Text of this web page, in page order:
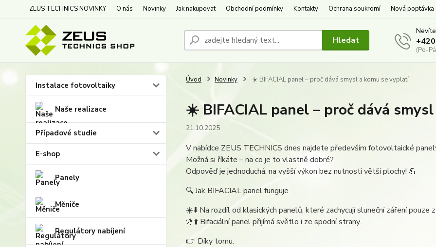
ZEUS TECHNICS NOVINKY O nás Novinky Jak nakupovat Obchodní podmínky Kontakty Ochrana soukromí Nová poptávka
Hledat
(Po-
Instalace fotovoltaiky
Naše realizace
Případové studie
E-shop
Panely
Měniče
Regulátory nabíjení
Úvod Novinky ️☀️ BIFACIAL panel – proč dává smysl a komu se vyplatí
️☀️ BIFACIAL panel – proč dává
21.10.2025
V nabídce ZEUS TECHNICS dnes najdete především fotovoltaické
Možná si říkáte – na co je to vlastně dobré?
Odpověď je jednoduchá: na vyšší výkon bez nutnosti větší plochy! 💪
🔍 Jak BIFACIAL panel funguje
☀️⬇️ Na rozdíl od klasických panelů, které zachycují sluneční záření pouze
🌞⬆️ Bifaciální panel přijímá světlo i ze spodní strany.
👉 Díky tomu: